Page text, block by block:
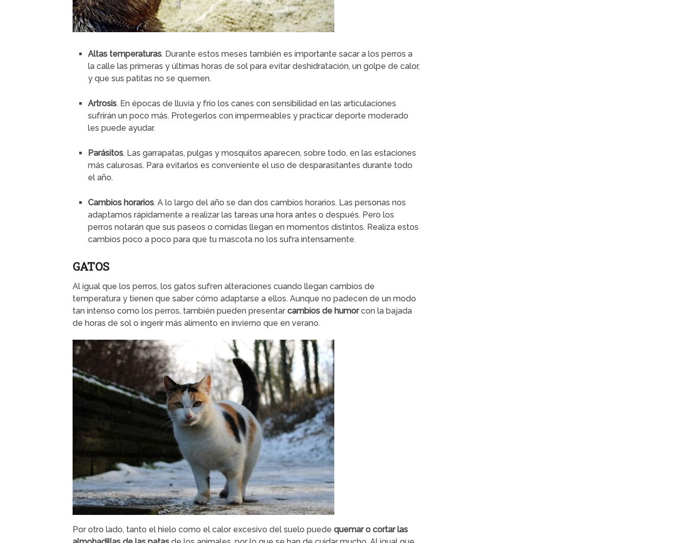
Altas temperaturas. Durante estos meses también es importante sacar a los perros a
la calle las primeras y últimas horas de sol para evitar deshidratación, un golpe de calor,
y que sus patitas no se quemen.
Artrosis. En épocas de lluvia y frío los canes con sensibilidad en las articulaciones
sufrirán un poco más. Protegerlos con impermeables y practicar deporte moderado
les puede ayudar.
Parásitos. Las garrapatas, pulgas y mosquitos aparecen, sobre todo, en las estaciones
más calurosas. Para evitarlos es conveniente el uso de desparasitantes durante todo
el año.
Cambios horarios. A lo largo del año se dan dos cambios horarios. Las personas nos
adaptamos rápidamente a realizar las tareas una hora antes o después. Pero los
perros notarán que sus paseos o comidas llegan en momentos distintos. Realiza estos
cambios poco a poco para que tu mascota no los sufra intensamente.
GATOS
Al igual que los perros, los gatos sufren alteraciones cuando llegan cambios de
temperatura y tienen que saber cómo adaptarse a ellos. Aunque no padecen de un modo
tan intenso como los perros, también pueden presentarcambios de humorcon la bajada
de horas de sol o ingerir más alimento en invierno que en verano.
Por otro lado, tanto el hielo como el calor excesivo del suelo puedequemar o cortar las